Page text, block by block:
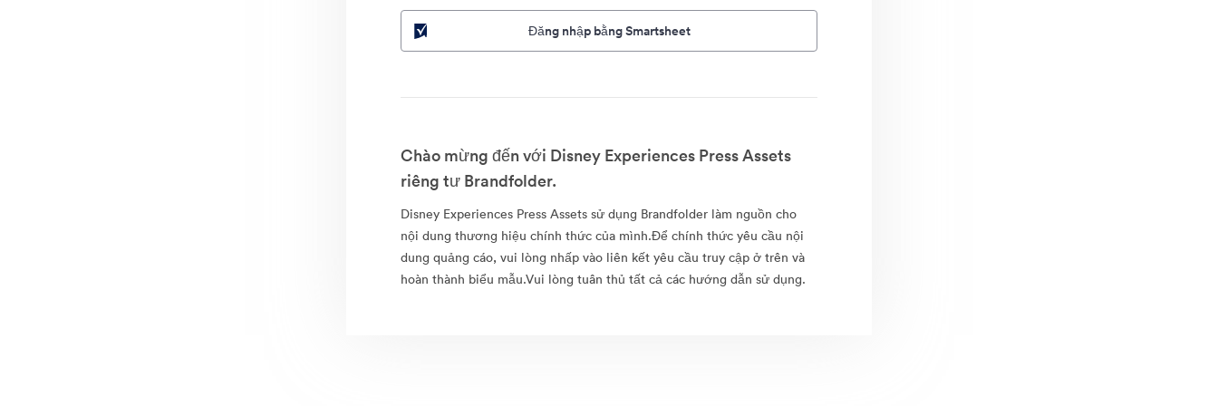
Đăng nhập bằng Smartsheet
Chào mừng đến với Disney Experiences Press Assets
riêng tư Brandfolder.
Disney Experiences Press Assets sử dụng Brandfolder làm nguồn cho
nội dung thương hiệu chính thức của mình.Để chính thức yêu cầu nội
dung quảng cáo, vui lòng nhấp vào liên kết yêu cầu truy cập ở trên và
hoàn thành biểu mẫu.Vui lòng tuân thủ tất cả các hướng dẫn sử dụng.